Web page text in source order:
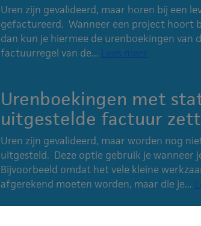
Uren zijn gevalideerd, maar horen bij een
gefactureerd. Wanneer een project hoort
dan kun je hiermee de urenboekingen van
factuurregel van de... Lees meer
Urenboekingen met
uitgestelde factuur
Uren zijn gevalideerd, maar worden nog
uitgesteld. Deze optie gebruik je wanneer
Bijvoorbeeld omdat het vele kleine
afgerekend moeten worden, maar die je...